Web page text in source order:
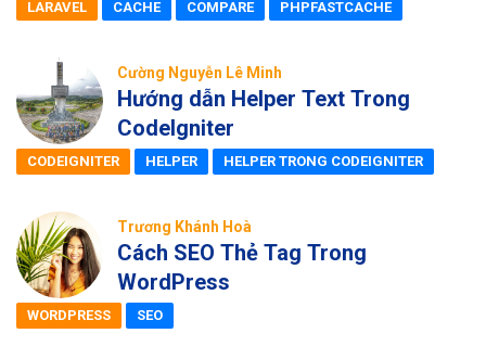
LARAVEL CACHE COMPARE PHPFASTCACHE
Cường Nguyễn Lê Minh
Hướng dẫn Helper Text Trong
CodeIgniter
CODEIGNITER HELPER HELPER TRONG CODEIGNITER
Trương Khánh Hoà
Cách SEO Thẻ Tag Trong
WordPress
WORDPRESS SEO